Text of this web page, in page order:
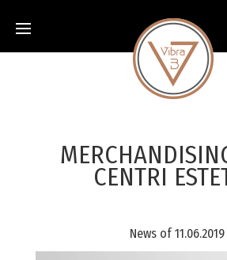
CENTRI
News of 11.06.2019